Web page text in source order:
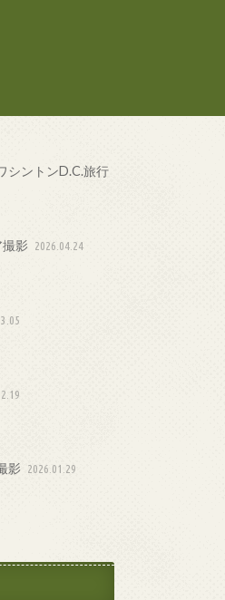
シントンD.C.旅行
影 2026.04.24
影 2026.01.29